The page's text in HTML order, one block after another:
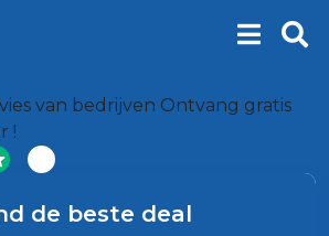
van bedrijven Ontvang gratis
!
de beste deal